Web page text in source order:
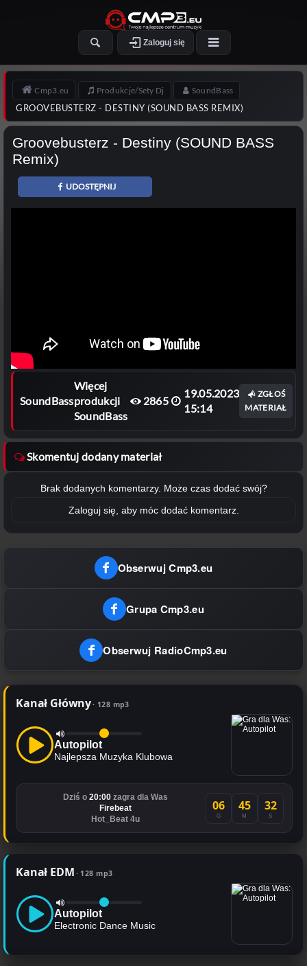
Zaloguj się
Cmp3.eu Produkcje/Sety Dj SoundBass
GROOVEBUSTERZ - DESTINY (SOUND BASS REMIX)
Groovebusterz - Destiny (SOUND BASS
Remix)
UDOSTĘPNIJ
SoundBass
Więcej
produkcji
SoundBass
2865
19.05.2023
15:14
ZGŁOŚ
MATERIAŁ
Skomentuj dodany materiał
Brak dodanych komentarzy. Może czas dodać swój?
Zaloguj się, aby móc dodać komentarz.
Obserwuj Cmp3.eu
Grupa Cmp3.eu
Obserwuj RadioCmp3.eu
Kanał Główny 128 mp3
Autopilot
Najlepsza Muzyka Klubowa
Dziś o 20:00zagra dla Was
Firebeat
Hot_Beat 4u
06
G
45
M
31
S
Kanał EDM 128 mp3
Autopilot
Electronic Dance Music